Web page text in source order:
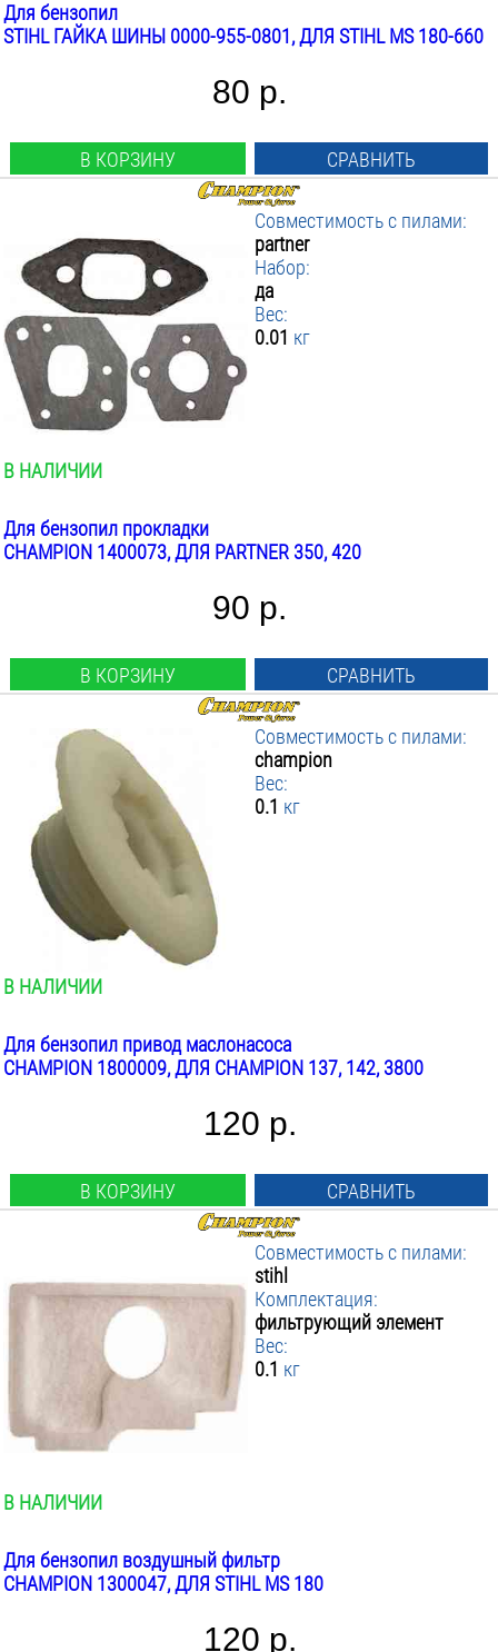
Для бензопил
STIHL ГАЙКА ШИНЫ 0000-955-0801, ДЛЯ STIHL MS 180-660
80 р.
В КОРЗИНУ СРАВНИТЬ
Совместимость с пилами:
partner
Набор:
да
Вес:
0.01 кг
В НАЛИЧИИ
Для бензопил прокладки
CHAMPION 1400073, ДЛЯ PARTNER 350, 420
90 р.
В КОРЗИНУ СРАВНИТЬ
Совместимость с пилами:
champion
Вес:
0.1 кг
В НАЛИЧИИ
Для бензопил привод маслонасоса
CHAMPION 1800009, ДЛЯ CHAMPION 137, 142, 3800
120 р.
В КОРЗИНУ СРАВНИТЬ
Совместимость с пилами:
stihl
Комплектация:
фильтрующий элемент
Вес:
0.1 кг
В НАЛИЧИИ
Для бензопил воздушный фильтр
CHAMPION 1300047, ДЛЯ STIHL MS 180
120 р.